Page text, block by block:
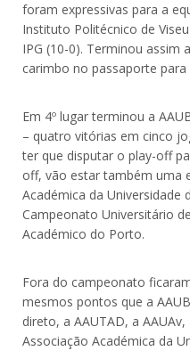
foram expressivas para a
Instituto Politécnico de
IPG (10-0). Terminou assim
carimbo no passaporte para
Em 4º lugar terminou a
– quatro vitórias em cinco
ter que disputar o play-off
off, vão estar também uma
Académica da Universidade
Campeonato Universitário
Académico do Porto.
Fora do campeonato
mesmos pontos que a
direto, a AAUTAD, a
Associação Académica da